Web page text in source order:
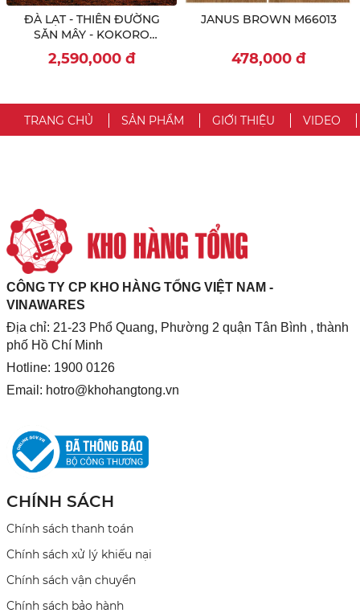
ĐÀ LẠT - THIÊN ĐƯỜNG
SĂN MÂY - KOKORO
COFFEE - MELINH GARDEN
- PUPPY FARM
2,590,000 đ
JANUS BROWN M66013
478,000 đ
TRANG CHỦ SẢN PHẨM GIỚI THIỆU VIDEO
CÔNG TY CP KHO HÀNG TỔNG VIỆT NAM -
VINAWARES
Địa chỉ: 21-23 Phổ Quang, Phường 2 quận Tân Bình , thành
phố Hồ Chí Minh
Hotline: 1900 0126
Email: hotro@khohangtong.vn
CHÍNH SÁCH
Chính sách thanh toán
Chính sách xử lý khiếu nại
Chính sách vận chuyển
Chính sách bảo hành